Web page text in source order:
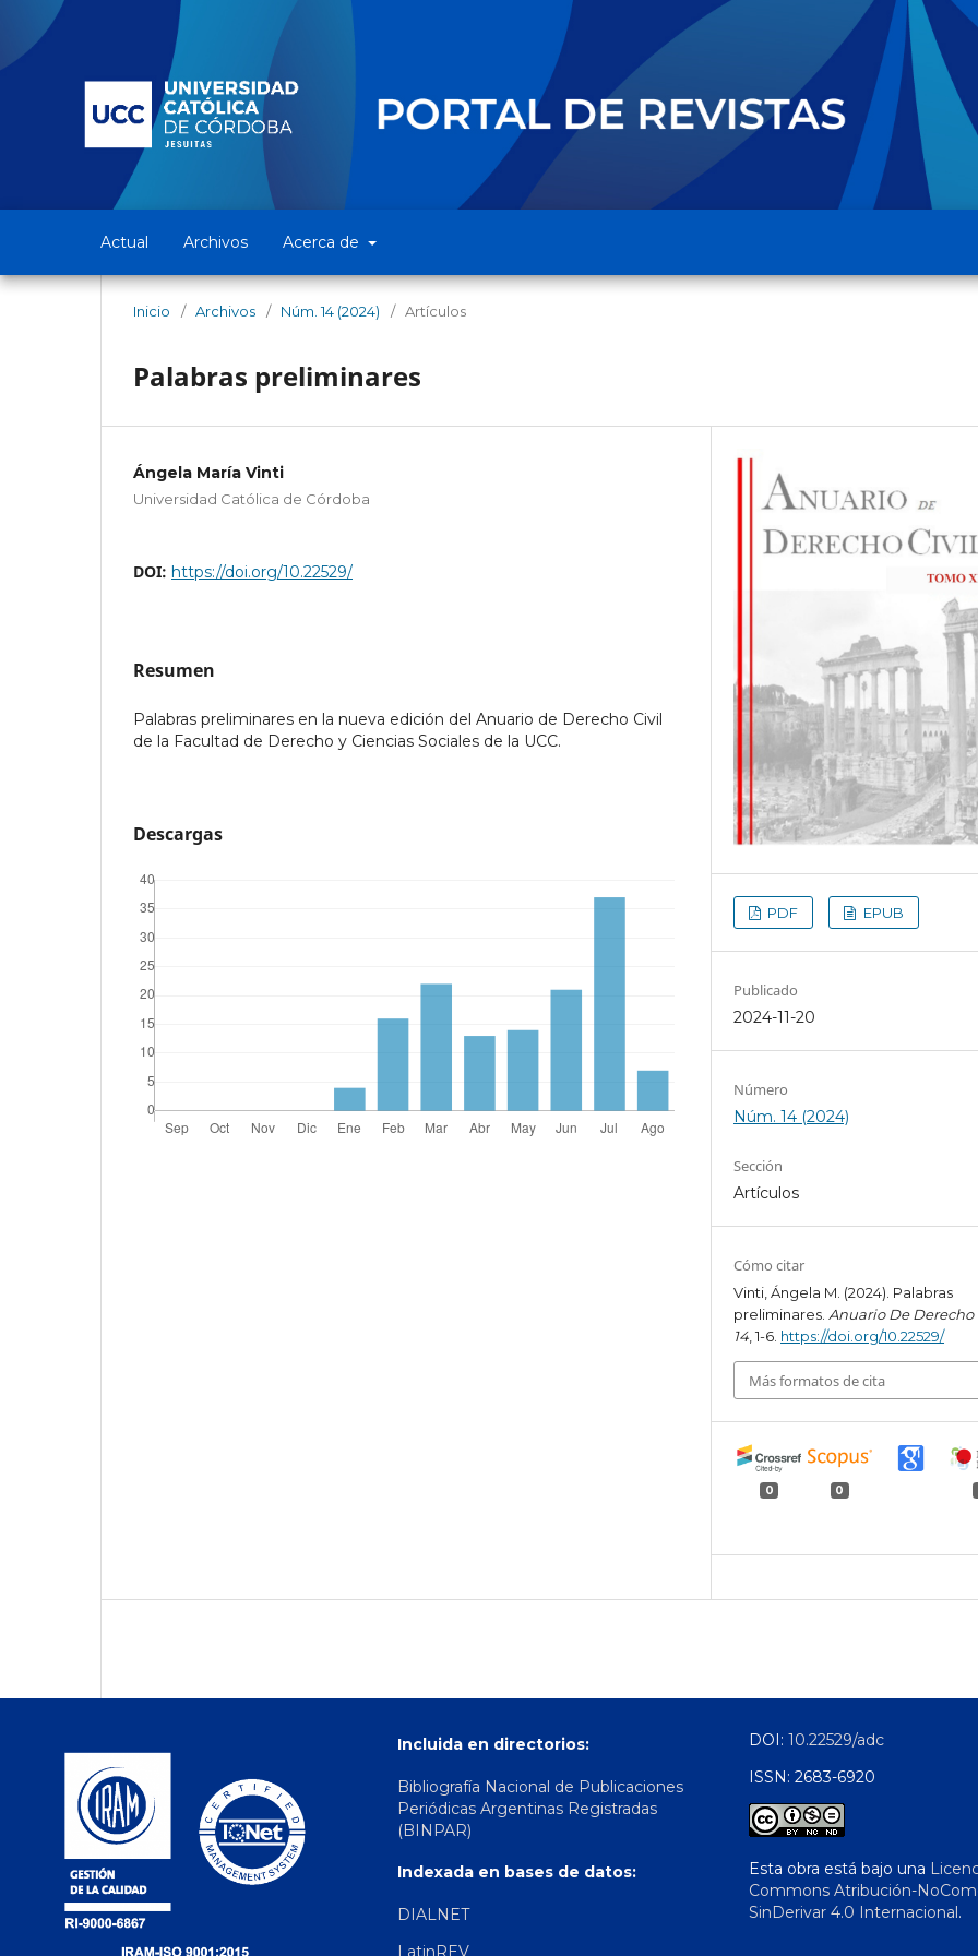
Actual Archivos Acerca de
Inicio / Archivos / Núm. 14 (2024) / Artículos
Palabras preliminares
Ángela María Vinti
Universidad Católica de Córdoba
DOI: https://doi.org/10.22529/
Resumen
Palabras preliminares en la nueva edición del Anuario de Derecho Civil
de la Facultad de Derecho y Ciencias Sociales de la UCC.
Descargas
PDF EPUB
Publicado
2024-11-20
Número
Núm. 14 (2024)
Sección
Artículos
Cómo citar
Vinti, Ángela M. (2024). Palabras
preliminares.Anuario De Derecho
14, 1-6. https://doi.org/10.22529/
Más formatos de cita
0 0
Incluida en directorios:
Bibliografía Nacional de Publicaciones
Periódicas Argentinas Registradas
(BINPAR)
Indexada en bases de datos:
DIALNET
LatinREV
DOI: 10.22529/adc
ISSN: 2683-6920
Esta obra está bajo una
Commons Atribución-
SinDerivar 4.0 Internacional.